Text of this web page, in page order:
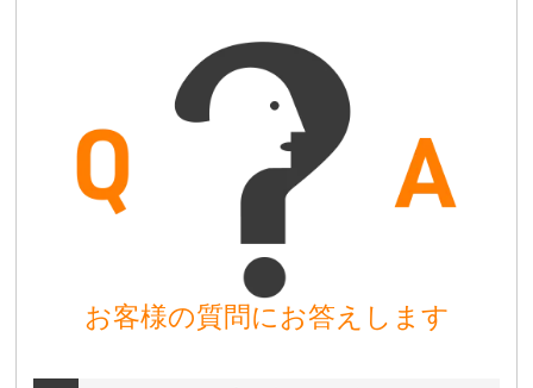
お客様の質問にお答えします